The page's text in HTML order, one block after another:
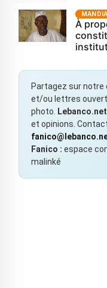
À
Partagez sur notre
et/ou lettres
photo.
Lebanco.net
et opinions.
Fanico : espace
malinké